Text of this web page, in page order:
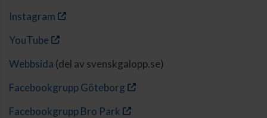
Instagram
YouTube
Webbsida (del av svenskgalopp.se)
Facebookgrupp Göteborg
Facebookgrupp Bro Park